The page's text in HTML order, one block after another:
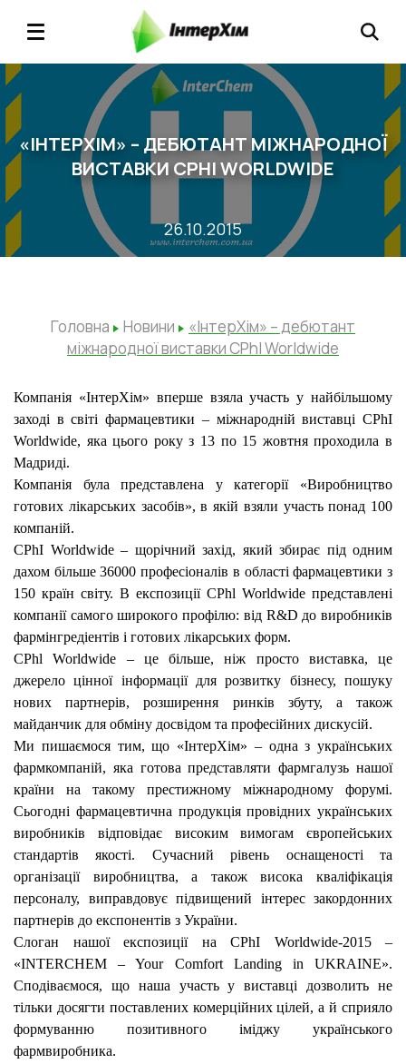
«ІНТЕРХІМ» – ДЕБЮТАНТ МІЖНАРОДНОЇ
ВИСТАВКИ CPHI WORLDWIDE
26.10.2015
Головна Новини
«ІнтерХім» – дебютант
міжнародної виставки CPhI Worldwide
Компанія «ІнтерХім» вперше взяла участь у найбільшому
заході в світі фармацевтики – міжнародній виставці CPhI
Worldwide, яка цього року з 13 по 15 жовтня проходила в
Мадриді.
Компанія була представлена ​​у категорії «Виробництво
готових лікарських засобів», в якій взяли участь понад 100
компаній.
CPhI Worldwide – щорічний захід, який збирає під одним
дахом більше 36000 професіоналів в області фармацевтики з
150 країн світу. В експозиції CPhl Worldwide представлені
компанії самого широкого профілю: від R&D до виробників
фармінгредіентів і готових лікарських форм.
CPhl Worldwide – це більше, ніж просто виставка, це
джерело цінної інформації для розвитку бізнесу, пошуку
нових партнерів, розширення ринків збуту, а також
майданчик для обміну досвідом та професійних дискусій.
Ми пишаємося тим, що «ІнтерХім» – одна з українських
фармкомпаній, яка готова представляти фармгалузь нашої
країни на такому престижному міжнародному форумі.
Сьогодні фармацевтична продукція провідних українських
виробників відповідає високим вимогам європейських
стандартів якості. Сучасний рівень оснащеності та
організації виробництва, а також висока кваліфікація
персоналу, виправдовує підвищений інтерес закордонних
партнерів до експонентів з України.
Слоган нашої експозиції на CPhI Worldwide-2015 –
«INTERCHEM – Your Comfort Landing in UKRAINE».
Сподіваємося, що наша участь у виставці дозволить не
тільки досягти поставлених комерційних цілей, а й сприяло
формуванню позитивного іміджу українського
фармвиробника.